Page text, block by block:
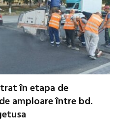
în etapa de
amploare între bd.